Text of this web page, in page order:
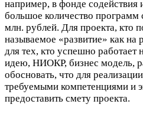
например, в фонде содействия
большое количество
млн. рублей. Для проекта, кто
называемое «развитие» как на
для тех, кто успешно работает
идею, НИОКР, бизнес модель,
обосновать, что для
требуемыми компетенциями и
предоставить смету проекта.